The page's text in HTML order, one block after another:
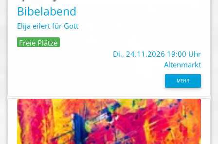
Bibelabend
Elija eifert für Gott
Freie Plätze
Di., 24.11.2026 19:00 Uhr
Altenmarkt
MEHR